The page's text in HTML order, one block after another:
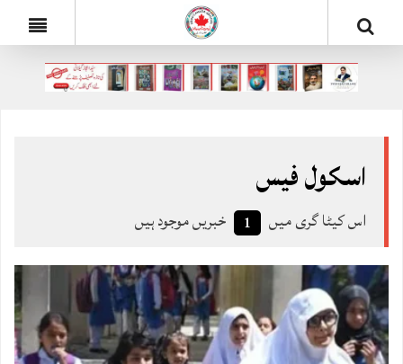
اسکول فیس
اس کیٹا گری میں 1 خبریں موجود ہیں